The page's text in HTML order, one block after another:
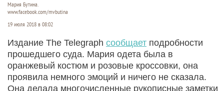
Мария Бутина.
www.facebook.com/mvbutina
19 июля 2018 в 08:02
Издание The Telegraph сообщает подробности
прошедшего суда. Мария одета была в
оранжевый костюм и розовые кроссовки, она
проявила немного эмоций и ничего не сказала.
Она делала многочисленные рукописные заметки